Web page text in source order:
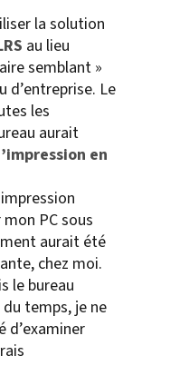
la solution
au lieu
semblant »
d’entreprise. Le
les
aurait
en
PC sous
aurait été
chez moi.
le bureau
du temps, je ne
d’examiner